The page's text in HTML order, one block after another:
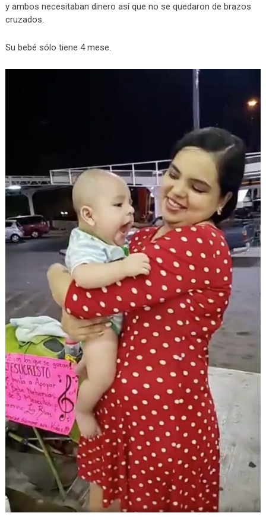
y ambos necesitaban dinero así que no se quedaron de brazos
cruzados.
Su bebé sólo tiene 4 mese.